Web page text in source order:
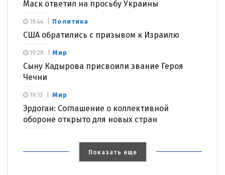
Маск ответил на просьбу Украины
Политика
США обратились с призывом к Израилю
19:44
Мир
Сыну Кадырова присвоили звание Героя
Чечни
19:28
Мир
Эрдоган: Соглашение о коллективной
обороне открыто для новых стран
19:12
Показать еще